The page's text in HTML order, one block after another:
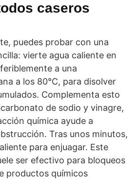
caseros
puedes probar con una
vierte agua caliente en
a una
a los 80°C, para disolver
Complementa esto
de sodio y vinagre,
química ayude a
Tras unos minutos,
para enjuagar. Este
ser efectivo para bloqueos
productos químicos